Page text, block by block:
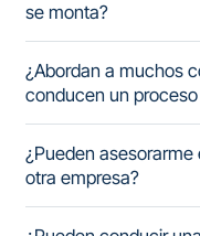
se monta?
¿Abordan a muchos
conducen un
¿Pueden
otra empresa?